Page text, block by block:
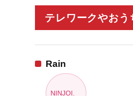
テレワークやおう
Rain
NINJOI.